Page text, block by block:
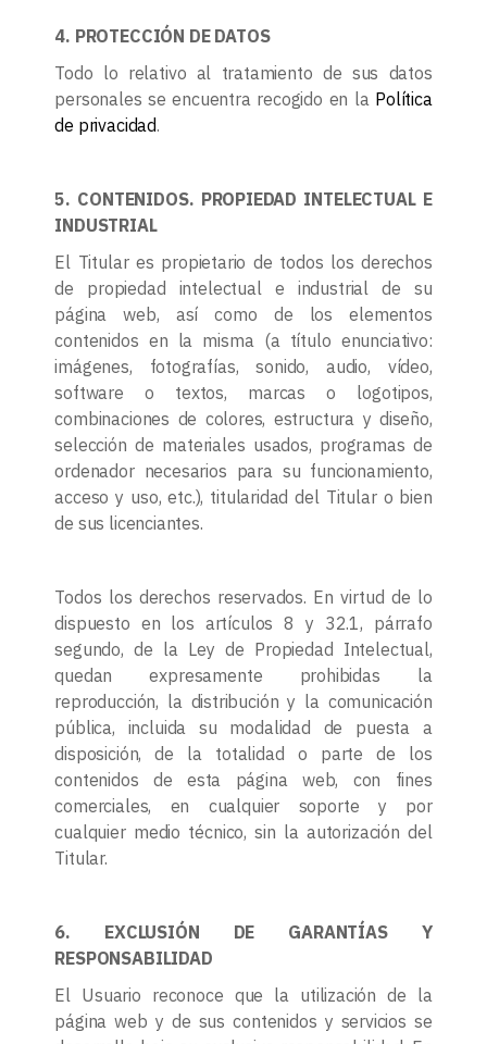
4. PROTECCIÓN DE DATOS
Todo lo relativo al tratamiento de sus datos
personales se encuentra recogido en la Política
de privacidad.
5. CONTENIDOS. PROPIEDAD INTELECTUAL E
INDUSTRIAL
El Titular es propietario de todos los derechos
de propiedad intelectual e industrial de su
página web, así como de los elementos
contenidos en la misma (a título enunciativo:
imágenes, fotografías, sonido, audio, vídeo,
software o textos, marcas o logotipos,
combinaciones de colores, estructura y diseño,
selección de materiales usados, programas de
ordenador necesarios para su funcionamiento,
acceso y uso, etc.), titularidad del Titular o bien
de sus licenciantes.
Todos los derechos reservados. En virtud de lo
dispuesto en los artículos 8 y 32.1, párrafo
segundo, de la Ley de Propiedad Intelectual,
quedan expresamente prohibidas la
reproducción, la distribución y la comunicación
pública, incluida su modalidad de puesta a
disposición, de la totalidad o parte de los
contenidos de esta página web, con fines
comerciales, en cualquier soporte y por
cualquier medio técnico, sin la autorización del
Titular.
6. EXCLUSIÓN DE GARANTÍAS Y
RESPONSABILIDAD
El Usuario reconoce que la utilización de la
página web y de sus contenidos y servicios se